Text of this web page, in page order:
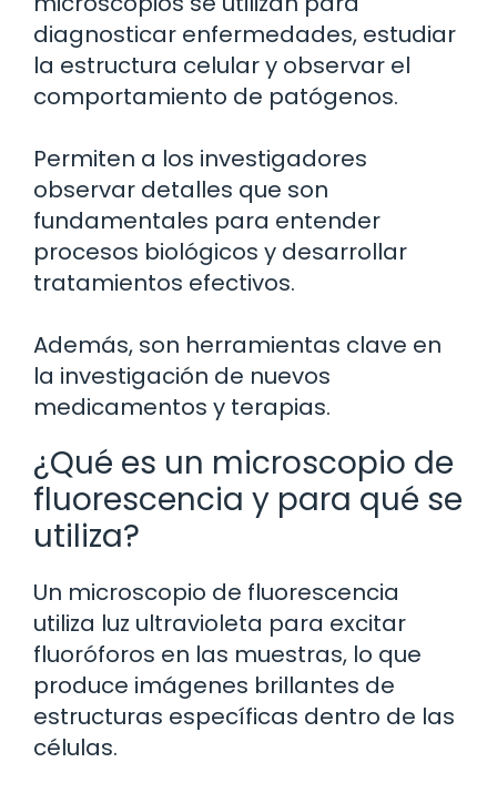
diagnosticar enfermedades, estudiar
la estructura celular y observar el
comportamiento de patógenos.
Permiten a los investigadores
observar detalles que son
fundamentales para entender
procesos biológicos y desarrollar
tratamientos efectivos.
Además, son herramientas clave en
la investigación de nuevos
medicamentos y terapias.
¿Qué es un microscopio de
fluorescencia y para qué se
utiliza?
Un microscopio de fluorescencia
utiliza luz ultravioleta para excitar
fluoróforos en las muestras, lo que
produce imágenes brillantes de
estructuras específicas dentro de las
células.